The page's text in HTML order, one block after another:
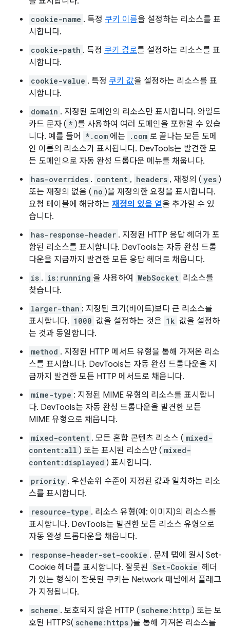
cookie-name . 특정 쿠키 이름을 설정하는 리소스를 표
시합니다.
cookie-path . 특정 쿠키 경로를 설정하는 리소스를 표
시합니다.
cookie-value . 특정 쿠키 값을 설정하는 리소스를 표
시합니다.
domain . 지정된 도메인의 리소스만 표시합니다. 와일드
카드 문자 ( * )를 사용하여 여러 도메인을 포함할 수 있습
니다. 예를 들어
*.com 에는 .com 로 끝나는 모든 도메
인 이름의 리소스가 표시됩니다. DevTools는 발견한 모
든 도메인으로 자동 완성 드롭다운 메뉴를 채웁니다.
has-overrides . content , headers , 재정의 ( yes )
또는 재정의 없음 ( no )을 재정의한 요청을 표시합니다.
요청 테이블에 해당하는 재정의 있음 열을 추가할 수 있
습니다.
has-response-header . 지정된 HTTP 응답 헤더가 포
함된 리소스를 표시합니다. DevTools는 자동 완성 드롭
다운을 지금까지 발견한 모든 응답 헤더로 채웁니다.
is . is:running 을 사용하여 WebSocket 리소스를
찾습니다.
larger-than : 지정된 크기(바이트)보다 큰 리소스를
표시합니다. 1000 값을 설정하는 것은 1k 값을 설정하
는 것과 동일합니다.
method . 지정된 HTTP 메서드 유형을 통해 가져온 리소
스를 표시합니다. DevTools는 자동 완성 드롭다운을 지
금까지 발견한 모든 HTTP 메서드로 채웁니다.
mime-type : 지정된 MIME 유형의 리소스를 표시합니
다. DevTools는 자동 완성 드롭다운을 발견한 모든
MIME 유형으로 채웁니다.
mixed-content . 모든 혼합 콘텐츠 리소스 ( mixed-
content:all ) 또는 표시된 리소스만 ( mixed-
content:displayed ) 표시합니다.
priority . 우선순위 수준이 지정된 값과 일치하는 리소
스를 표시합니다.
resource-type . 리소스 유형(예: 이미지)의 리소스를
표시합니다. DevTools는 발견한 모든 리소스 유형으로
자동 완성 드롭다운을 채웁니다.
response-header-set-cookie . 문제 탭에 원시 Set-
Cookie 헤더를 표시합니다. 잘못된 Set-Cookie 헤더
가 있는 형식이 잘못된 쿠키는 Network 패널에서 플래그
가 지정됩니다.
scheme . 보호되지 않은 HTTP ( scheme:http ) 또는 보
호된 HTTPS( scheme:https )를 통해 가져온 리소스를